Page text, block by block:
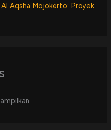
Aqsha Mojokerto: Proyek